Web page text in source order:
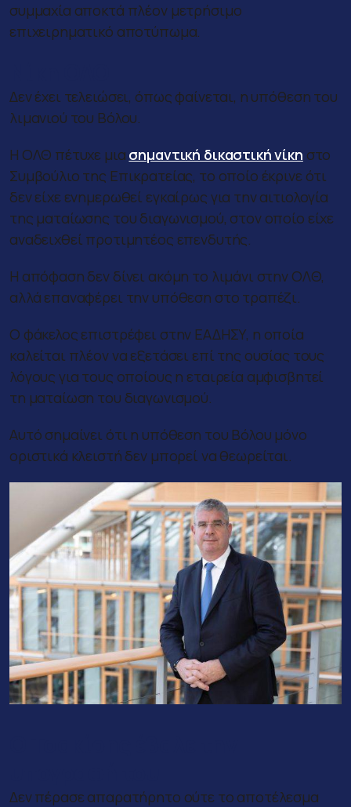
συμμαχία αποκτά πλέον μετρήσιμο
επιχειρηματικό αποτύπωμα.
Δεν έχει τελειώσει, όπως φαίνεται, η υπόθεση του
λιμανιού του Βόλου.
Η ΟΛΘ πέτυχε μια σημαντική δικαστική νίκη στο
Συμβούλιο της Επικρατείας, το οποίο έκρινε ότι
δεν είχε ενημερωθεί εγκαίρως για την αιτιολογία
της ματαίωσης του διαγωνισμού, στον οποίο είχε
αναδειχθεί προτιμητέος επενδυτής.
Η απόφαση δεν δίνει ακόμη το λιμάνι στην ΟΛΘ,
αλλά επαναφέρει την υπόθεση στο τραπέζι.
Ο φάκελος επιστρέφει στην ΕΑΔΗΣΥ, η οποία
καλείται πλέον να εξετάσει επί της ουσίας τους
λόγους για τους οποίους η εταιρεία αμφισβητεί
τη ματαίωση του διαγωνισμού.
Αυτό σημαίνει ότι η υπόθεση του Βόλου μόνο
οριστικά κλειστή δεν μπορεί να θεωρείται.
Δεν πέρασε απαρατήρητο ούτε το αποτέλεσμα